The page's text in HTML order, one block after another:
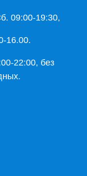
09:00-19:30,
16.00.
22:00, без